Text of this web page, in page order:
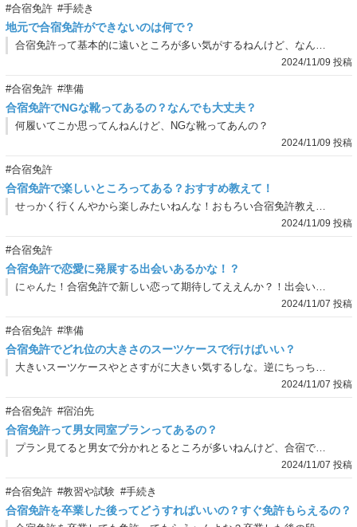
#合宿免許 #手続き
地元で合宿免許ができないのは何で？
合宿免許って基本的に遠いところが多い気がするねんけど、なんで地元で合宿できひんの？
2024/11/09 投稿
#合宿免許 #準備
合宿免許でNGな靴ってあるの？なんでも大丈夫？
何履いてこか思ってんねんけど、NGな靴ってあんの？
2024/11/09 投稿
#合宿免許
合宿免許で楽しいところってある？おすすめ教えて！
せっかく行くんやから楽しみたいねんな！おもろい合宿免許教えてや！
2024/11/09 投稿
#合宿免許
合宿免許で恋愛に発展する出会いあるかな！？
にゃんた！合宿免許で新しい恋って期待してええんか？！出会いあるやろか！？彼女できるかな！？
2024/11/07 投稿
#合宿免許 #準備
合宿免許でどれ位の大きさのスーツケースで行けばいい？
大きいスーツケースやとさすがに大きい気するしな。逆にちっちゃいやつやと足りひん気すんねん…。どん位のスーツケースがええんやろか？
2024/11/07 投稿
#合宿免許 #宿泊先
合宿免許って男女同室プランってあるの？
プラン見てると男女で分かれとるところが多いねんけど、合宿で男女同室プランってあんの？なんかあったらあかん気もすんねんけど、友達がそんなん言ってた気してな…。
2024/11/07 投稿
#合宿免許 #教習や試験 #手続き
合宿免許を卒業した後ってどうすればいいの？すぐ免許もらえるの？